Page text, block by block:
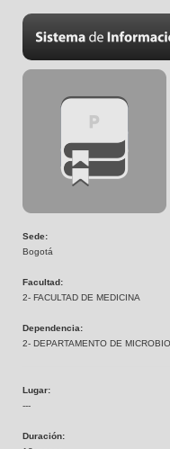
Sede:
Bogotá
Facultad:
2- FACULTAD DE MEDICINA
Dependencia:
2- DEPARTAMENTO DE
Lugar:
---
Duración: